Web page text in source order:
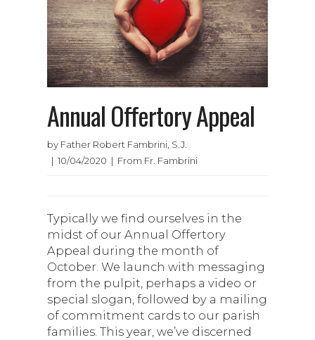
Annual Offertory Appeal
by Father Robert Fambrini, S.J.
| 10/04/2020 | From Fr. Fambrini
Typically we find ourselves in the
midst of our Annual Offertory
Appeal during the month of
October. We launch with messaging
from the pulpit, perhaps a video or
special slogan, followed by a mailing
of commitment cards to our parish
families. This year, we’ve discerned